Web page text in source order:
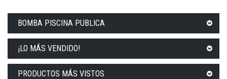
BOMBA PISCINA PUBLICA
¡LO MÁS VENDIDO!
PRODUCTOS MÁS VISTOS